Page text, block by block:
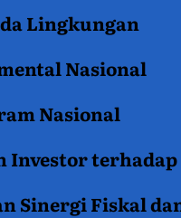
Lingkungan
Nasional
Nasional
Investor
Sinergi Fiskal